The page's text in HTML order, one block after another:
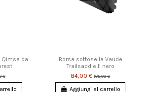
Qimsa da
€
Borsa sottosella Vaude
Trailsaddle II nero
84,00 € 105,00 €
Aggiungi al carrello